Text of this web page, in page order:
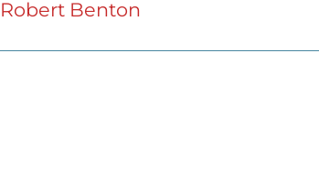
Benton